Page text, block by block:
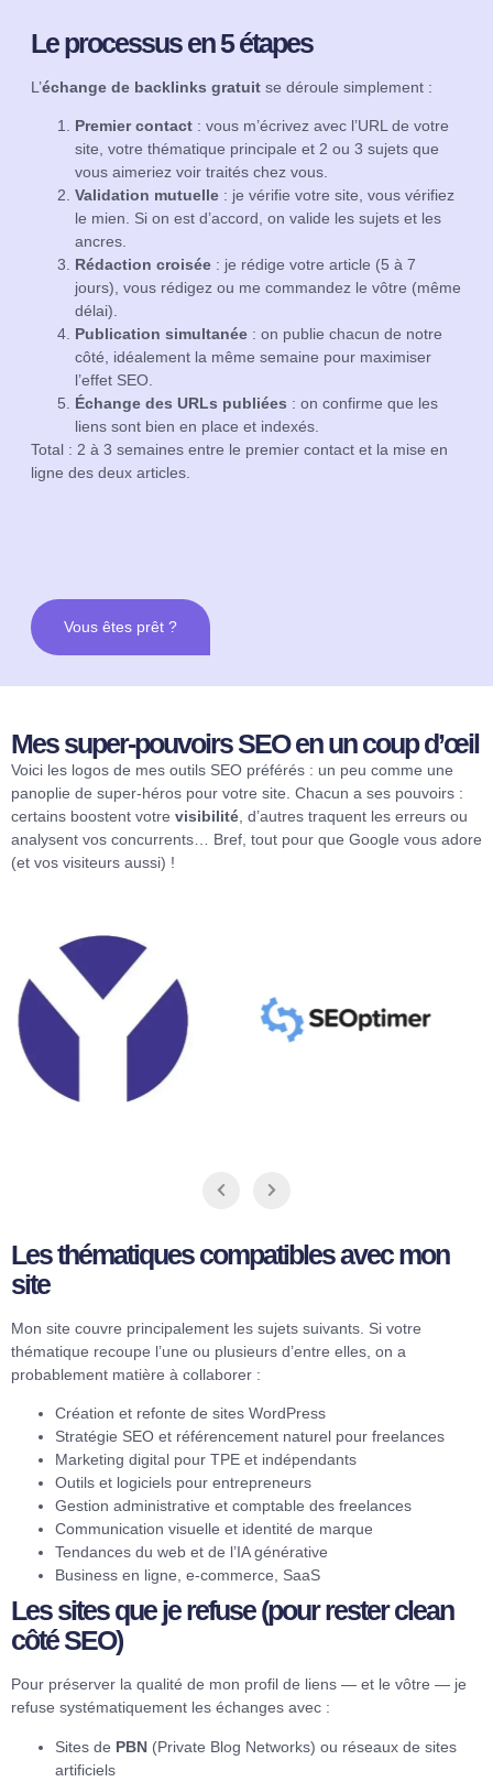
Le processus en 5 étapes
L’échange de backlinks gratuit se déroule simplement :
Premier contact : vous m’écrivez avec l’URL de votre
site, votre thématique principale et 2 ou 3 sujets que
vous aimeriez voir traités chez vous.
Validation mutuelle : je vérifie votre site, vous vérifiez
le mien. Si on est d’accord, on valide les sujets et les
ancres.
Rédaction croisée : je rédige votre article (5 à 7
jours), vous rédigez ou me commandez le vôtre (même
délai).
Publication simultanée : on publie chacun de notre
côté, idéalement la même semaine pour maximiser
l’effet SEO.
Échange des URLs publiées : on confirme que les
liens sont bien en place et indexés.
Total : 2 à 3 semaines entre le premier contact et la mise en
ligne des deux articles.
Vous êtes prêt ?
Mes super-pouvoirs SEO en un coup d’œil
Voici les logos de mes outils SEO préférés : un peu comme une
panoplie de super-héros pour votre site. Chacun a ses pouvoirs :
certains boostent votre visibilité, d’autres traquent les erreurs ou
analysent vos concurrents… Bref, tout pour que Google vous adore
(et vos visiteurs aussi) !
Les thématiques compatibles avec mon
site
Mon site couvre principalement les sujets suivants. Si votre
thématique recoupe l’une ou plusieurs d’entre elles, on a
probablement matière à collaborer :
Création et refonte de sites WordPress
Stratégie SEO et référencement naturel pour freelances
Marketing digital pour TPE et indépendants
Outils et logiciels pour entrepreneurs
Gestion administrative et comptable des freelances
Communication visuelle et identité de marque
Tendances du web et de l’IA générative
Business en ligne, e-commerce, SaaS
Les sites que je refuse (pour rester clean
côté SEO)
Pour préserver la qualité de mon profil de liens — et le vôtre — je
refuse systématiquement les échanges avec :
Sites de PBN (Private Blog Networks) ou réseaux de sites
artificiels